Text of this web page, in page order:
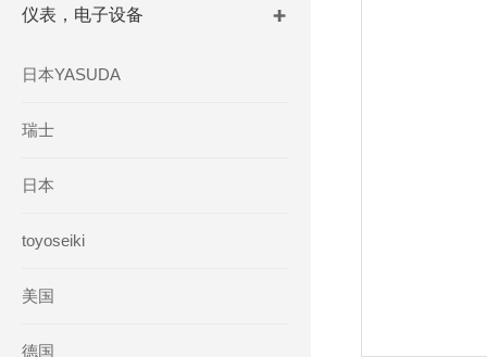
仪表，电子设备
日本YASUDA
瑞士
日本
toyoseiki
美国
德国